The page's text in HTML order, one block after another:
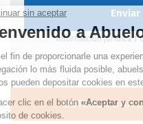
Información jurídica|
OBTENGA UNA